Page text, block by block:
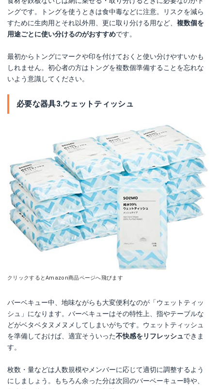
ングです。トングを使うときは食中毒などに注意。リスクを減ら
すために生肉用とそれ以外用、更に取り分ける用など、 複数個を
用途ごとに使い分けるのがおすすめです。
最初からトングにマークや印を付けておくと使い分けやすいかも
しれません。初心者の方はトングを複数個準備することを忘れな
いよう意識してください。
必要な器具3.ウェットティッシュ
クリックするとAmazon商品ページへ飛びます
バーベキュー中、地味ながらも大変便利なのが「ウェットティッ
シュ」になります。バーベキューはその特性上、指やテーブルな
どがベタベタヌメヌメしてしまいがちです。ウェットティッシュ
を準備しておけば、適宜そういった不快感をリフレッシュできま
す。
枚数・量などは人数規模やメンバーに応じて適切に調整するよう
にしましょう。もちろん余った分は次回のバーベーキュー時や、